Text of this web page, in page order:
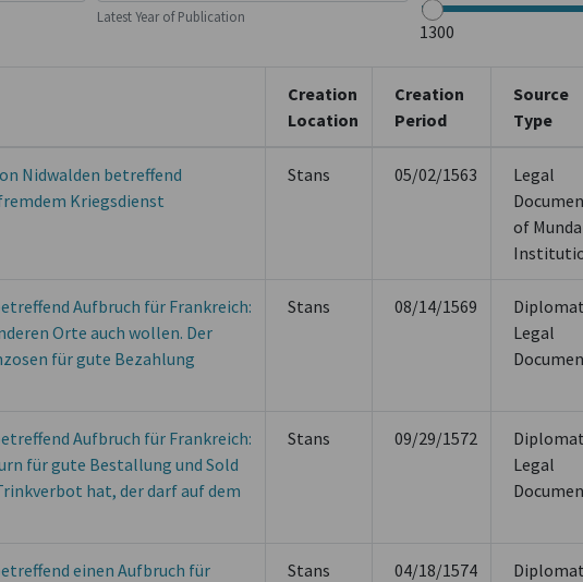
Latest Year of Publication
Creation
Location
Creation
Period
Source
Type
Nidwalden betreffend
Kriegsdienst
Stans 05/02/1563
Legal
of
Aufbruch für Frankreich:
Orte auch wollen. Der
für gute Bezahlung
Stans 08/14/1569
Legal
Aufbruch für Frankreich:
für gute Bestallung und Sold
hat, der darf auf dem
Stans 09/29/1572
Legal
einen Aufbruch für
Stans 04/18/1574